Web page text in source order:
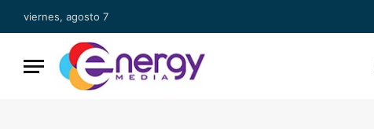
viernes, agosto 7